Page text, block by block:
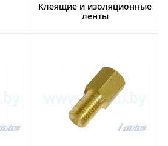
Клеящие и изоляционные
ленты